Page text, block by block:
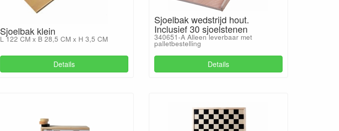
Sjoelbak klein
L 122 CM x B 28,5 CM x H 3,5 CM
Details
Sjoelbak wedstrijd hout.
Inclusief 30 sjoelstenen
340651-A Alleen leverbaar met
palletbestelling
Details